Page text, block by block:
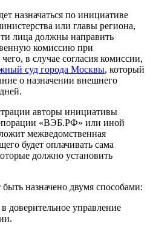
назначаться по инициативе
или главы региона,
лица должны направить
комиссию при
в случае согласия комиссии,
суд города Москвы, который
о назначении внешнего
авторы инициативы
«ВЭБ.РФ» или иной
межведомственная
будет оплачивать сама
должно установить
назначено двумя способами:
доверительное управление